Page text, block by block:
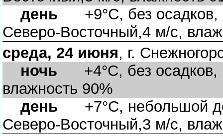
день +9°C, без осадков,
Северо-Восточный,4 м/с,
среда, 24 июня, г.
ночь +4°C, без осадков,
лажность 90%
день +7°C, небольшой
Северо-Восточный,3 м/с,